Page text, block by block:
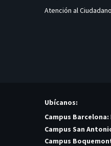
Atención al Ciudadano
Ubícanos:
Campus Barcelona:
Campus San
Campus